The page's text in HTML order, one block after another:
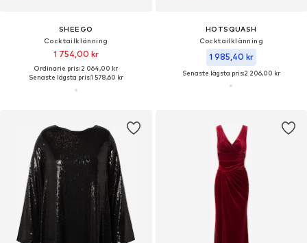
SHEEGO
Cocktailklänning
1 754,00 kr
Ordinarie pris: 2 064,00 kr
Senaste lägsta pris:1 578,60 kr
HOTSQUASH
Cocktailklänning
1 985,40 kr
Senaste lägsta pris:2 206,00 kr